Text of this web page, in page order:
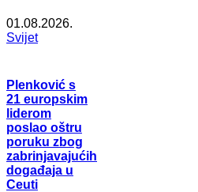
01.08.2026.
Svijet
Plenković s
21 europskim
liderom
poslao oštru
poruku zbog
zabrinjavajućih
događaja u
Ceuti